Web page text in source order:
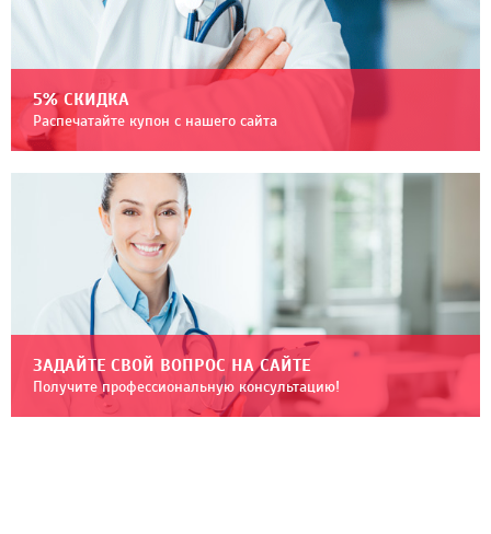
5% СКИДКА
Распечатайте купон с нашего сайта
ЗАДАЙТЕ СВОЙ ВОПРОС НА САЙТЕ
Получите профессиональную консультацию!